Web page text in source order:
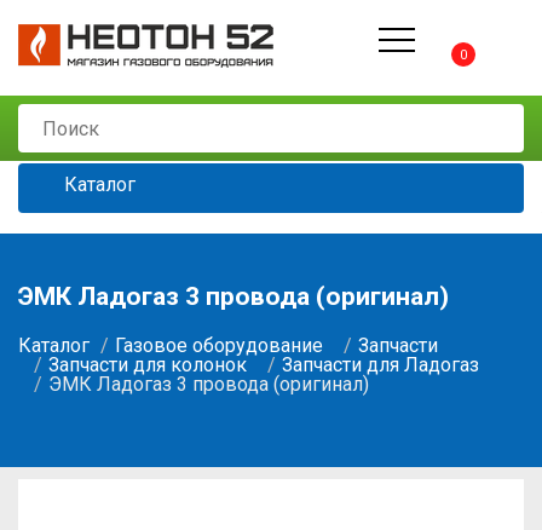
0
Каталог
ЭМК Ладогаз 3 провода (оригинал)
Каталог Газовое оборудование
Запчасти
Запчасти для колонок
Запчасти для Ладогаз
ЭМК Ладогаз 3 провода (оригинал)